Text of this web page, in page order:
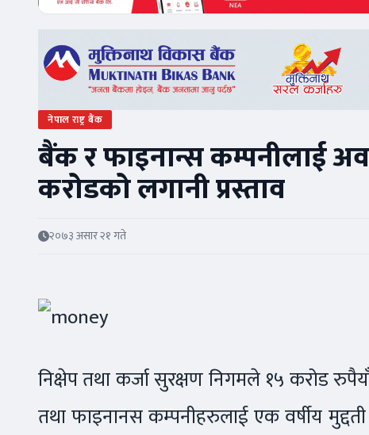
नेपाल राष्ट्र बैंक
बैंक र फाइनान्स कम्पनीलाई
करोडको लगानी प्रस्ताव
२०७३ असार २१ गते
निक्षेप तथा कर्जा सुरक्षण निगमले १५ करोड
तथा फाइनानस कम्पनीहरुलाई एक वर्षीय